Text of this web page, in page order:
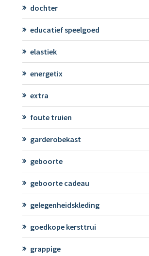
dochter
educatief speelgoed
elastiek
energetix
extra
foute truien
garderobekast
geboorte
geboorte cadeau
gelegenheidskleding
goedkope kersttrui
grappige